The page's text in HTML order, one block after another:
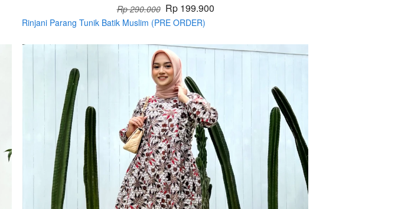
Rp 290.000 Rp 199.900
Rinjani Parang Tunik Batik Muslim (PRE ORDER)